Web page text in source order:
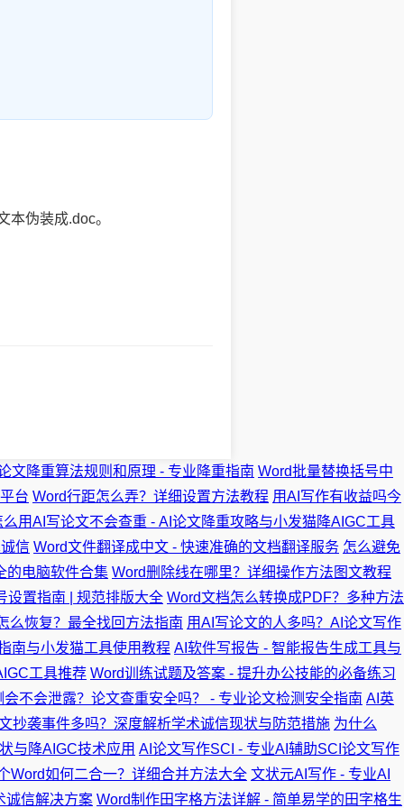
伪装成.doc。
文降重算法规则和原理 - 专业降重指南 Word批量替换括号中
台 Word行距怎么弄？详细设置方法教程 用AI写作有收益吗今
么用AI写论文不会查重 - AI论文降重攻略与小发猫降AIGC工具
信 Word文件翻译成中文 - 快速准确的文档翻译服务 怎么避免
的电脑软件合集 Word删除线在哪里？详细操作方法图文教程
设置指南 | 规范排版大全 Word文档怎么转换成PDF？多种方法
么恢复？最全找回方法指南 用AI写论文的人多吗？AI论文写作
南与小发猫工具使用教程 AI软件写报告 - 智能报告生成工具与
工具推荐 Word训练试题及答案 - 提升办公技能的必备练习
会不会泄露？论文查重安全吗？ - 专业论文检测安全指南 AI英
抄袭事件多吗？深度解析学术诚信现状与防范措施 为什么
与降AIGC技术应用 AI论文写作SCI - 专业AI辅助SCI论文写作
Word如何二合一？详细合并方法大全 文状元AI写作 - 专业AI
诚信解决方案 Word制作田字格方法详解 - 简单易学的田字格生